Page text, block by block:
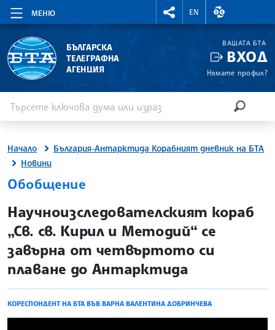
МЕНЮ
RIGHTMENU.SOCIAL
EN
ВАЛУТНИ
БЪЛГАРСКА
ТЕЛЕГРАФНА
АГЕНЦИЯ
ВАШАТА БТА
ВХОД
Нямате профил?
Начало
България-Антарктида Корабният дневник на БТА
Новини
Обобщение
site.bta
Научноизследователският кораб
„Св. св. Кирил и Методий“ се
завърна от четвъртото си
плаване до Антарктида
КОРЕСПОНДЕНТ НА БТА ВЪВ ВАРНА ВАЛЕНТИНА ДОБРИНЧЕВА